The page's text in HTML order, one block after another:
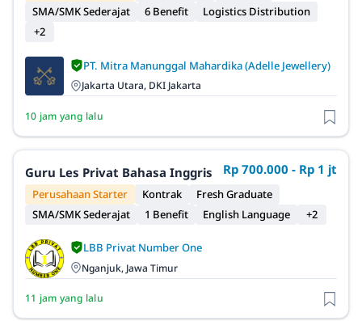
SMA/SMK Sederajat
6 Benefit
Logistics Distribution
+2
PT. Mitra Manunggal Mahardika (Adelle Jewellery)
Jakarta Utara, DKI Jakarta
10 jam yang lalu
Guru Les Privat Bahasa Inggris Rp 700.000 - Rp 1 jt
Perusahaan Starter Kontrak
Fresh Graduate
SMA/SMK Sederajat
1 Benefit English Language +2
LBB Privat Number One
Nganjuk, Jawa Timur
11 jam yang lalu